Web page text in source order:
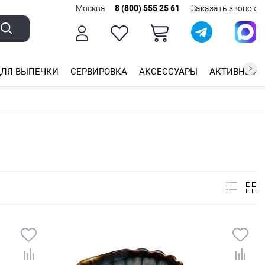
Москва 8 (800) 555 25 61 Заказать звонок
ВЫПЕЧКИ СЕРВИРОВКА АКСЕССУАРЫ АКТИВНЫЙ